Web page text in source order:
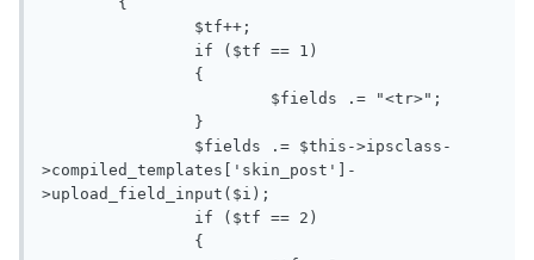
>compiled_templates['skin_post']-
>upload_field_input($i);